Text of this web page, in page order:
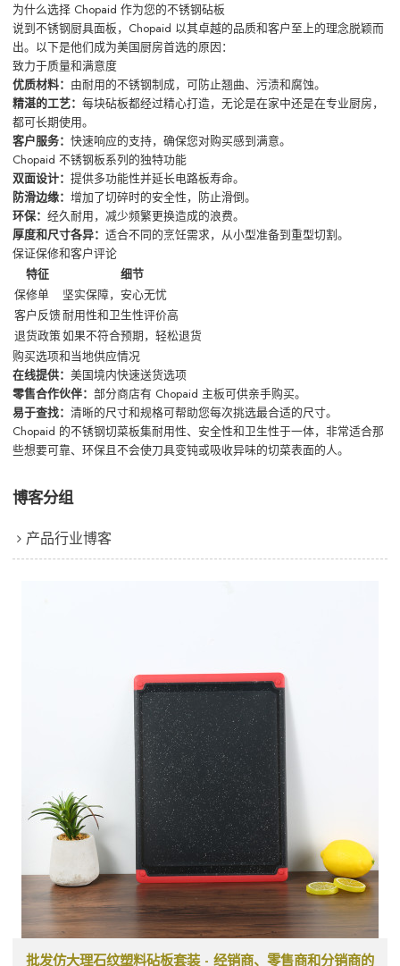
为什么选择 Chopaid 作为您的不锈钢砧板
说到不锈钢厨具面板，Chopaid 以其卓越的品质和客户至上的理念脱颖而
出。以下是他们成为美国厨房首选的原因：
致力于质量和满意度
优质材料： 由耐用的不锈钢制成，可防止翘曲、污渍和腐蚀。
精湛的工艺：每块砧板都经过精心打造，无论是在家中还是在专业厨房，
都可长期使用。
客户服务：快速响应的支持，确保您对购买感到满意。
Chopaid 不锈钢板系列的独特功能
双面设计：提供多功能性并延长电路板寿命。
防滑边缘：增加了切碎时的安全性，防止滑倒。
环保：经久耐用，减少频繁更换造成的浪费。
厚度和尺寸各异：适合不同的烹饪需求，从小型准备到重型切割。
保证保修和客户评论
特征
细节
保修单
坚实保障，安心无忧
客户反馈耐用性和卫生性评价高
退货政策如果不符合预期，轻松退货
购买选项和当地供应情况
在线提供：美国境内快速送货选项
零售合作伙伴：部分商店有 Chopaid 主板可供亲手购买。
易于查找：清晰的尺寸和规格可帮助您每次挑选最合适的尺寸。
Chopaid 的不锈钢切菜板集耐用性、安全性和卫生性于一体，非常适合那
些想要可靠、环保且不会使刀具变钝或吸收异味的切菜表面的人。
博客分组
产品行业博客
批发仿大理石纹塑料砧板套装 - 经销商、零售商和分销商的